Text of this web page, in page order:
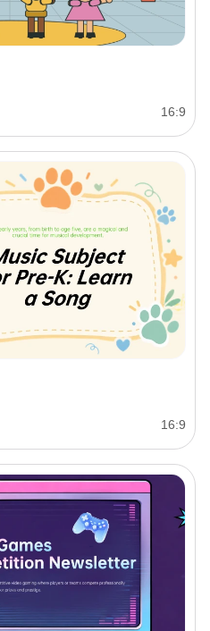
16:9
16:9